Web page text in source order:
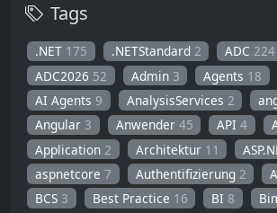
Tags
.NET 175 .NETStandard 2 ADC224
ADC2026 52 Admin 3 Agents 18
AI Agents 9 AnalysisServices 2
Angular 3 Anwender 45 API4
Application 2 Architektur 11
aspnetcore7 Authentifizierung 2
BCS 3 Best Practice 16 BI 8